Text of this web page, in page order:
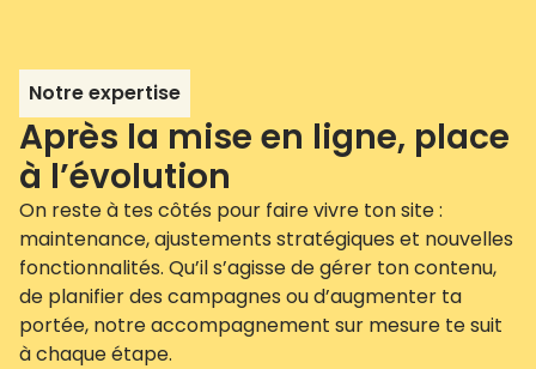
Notre expertise
Après la mise en ligne, place
à l’évolution
On reste à tes côtés pour faire vivre ton site :
maintenance, ajustements stratégiques et nouvelles
fonctionnalités. Qu’il s’agisse de gérer ton contenu,
de planifier des campagnes ou d’augmenter ta
portée, notre accompagnement sur mesure te suit
à chaque étape.